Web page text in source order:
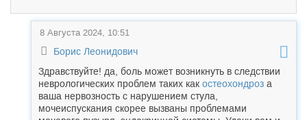
8 Августа 2024, 10:51
Борис Леонидович
Здравствуйте! да, боль может возникнуть в следствии
неврологических проблем таких как остеохондроз а
ваша нервозность с нарушением стула,
мочеиспускания скорее вызваны проблемами